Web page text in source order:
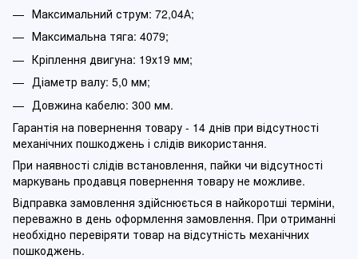
Максимальний струм: 72,04А;
Максимальна тяга: 4079;
Кріплення двигуна: 19х19 мм;
Діаметр валу: 5,0 мм;
Довжина кабелю: 300 мм.
Гарантія на повернення товару - 14 днів при відсутності
механічних пошкоджень і слідів використання.
При наявності слідів встановлення, пайки чи відсутності
маркувань продавця повернення товару не можливе.
Відправка замовлення здійснюється в найкоротші терміни,
переважно в день оформлення замовлення. При отриманні
необхідно перевіряти товар на відсутність механічних
пошкоджень.